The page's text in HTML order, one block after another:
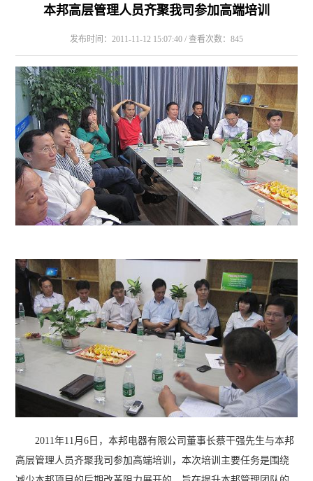
本邦高层管理人员齐聚我司参加高端培训
发布时间：2011-11-12 15:07:40 / 查看次数：845
2011年11月6日，本邦电器有限公司董事长蔡干强先生与本邦
高层管理人员齐聚我司参加高端培训，本次培训主要任务是围绕